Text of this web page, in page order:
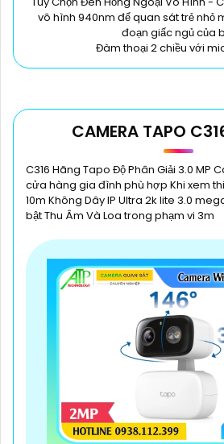
vô hình 940nm để quan sát trẻ nhỏ
đoạn giấc ngủ của
Đàm thoại 2 chiều với
CAMERA TAPO
C316 Hãng Tapo Độ Phân Giải 3.0 MP
cửa hàng gia đình phù hợp Khi xem
10m Không Dây IP Ultra 2k lite 3.0
bật Thu Âm Và Loa trong phạm vi 3m